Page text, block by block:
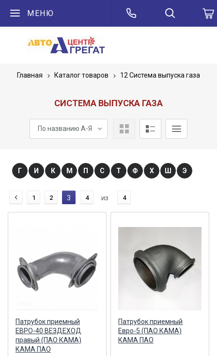
МЕНЮ
Главная Каталог товаров 12 Система выпуска газа
СИСТЕМА ВЫПУСКА ГАЗА
По названию А-Я
Г И К М П С Т Ф Х Ш Э
1 2 3 4 из 4
Патрубок приемный
ЕВРО-40 ВЕЗДЕХОД
правый (ПАО КАМА)
КАМА ПАО
Патрубок приемный
Евро-5 (ПАО КАМА)
КАМА ПАО